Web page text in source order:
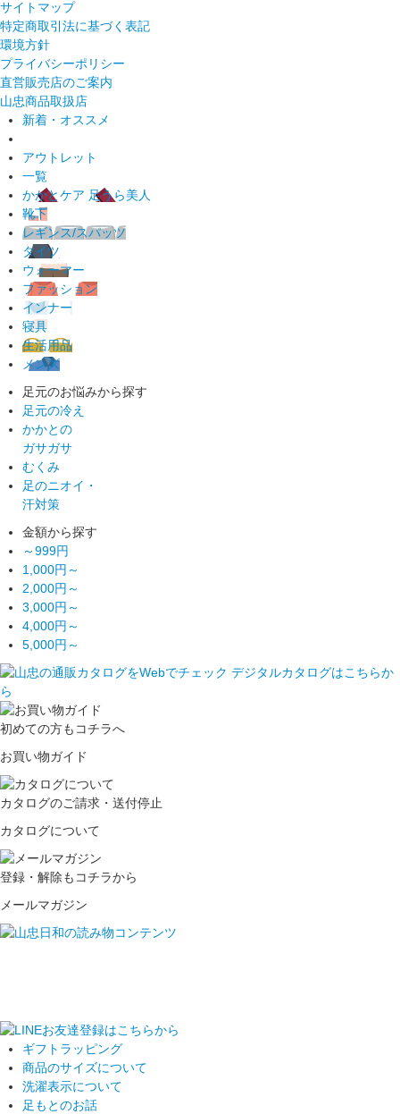
サイトマップ
特定商取引法に基づく表記
環境方針
プライバシーポリシー
直営販売店のご案内
山忠商品取扱店
新着・オススメ
アウトレット
一覧
かかとケア 足うら美人
靴下
レギンス/スパッツ
タイツ
ウォーマー
ファッション
インナー
寝具
生活用品
メンズ
足元のお悩みから探す
足元の冷え
かかとの
ガサガサ
むくみ
足のニオイ・
汗対策
金額から探す
～999円
1,000円～
2,000円～
3,000円～
4,000円～
5,000円～
初めての方もコチラへ
お買い物ガイド
カタログのご請求・送付停止
カタログについて
登録・解除もコチラから
メールマガジン
ギフトラッピング
商品のサイズについて
洗濯表示について
足もとのお話